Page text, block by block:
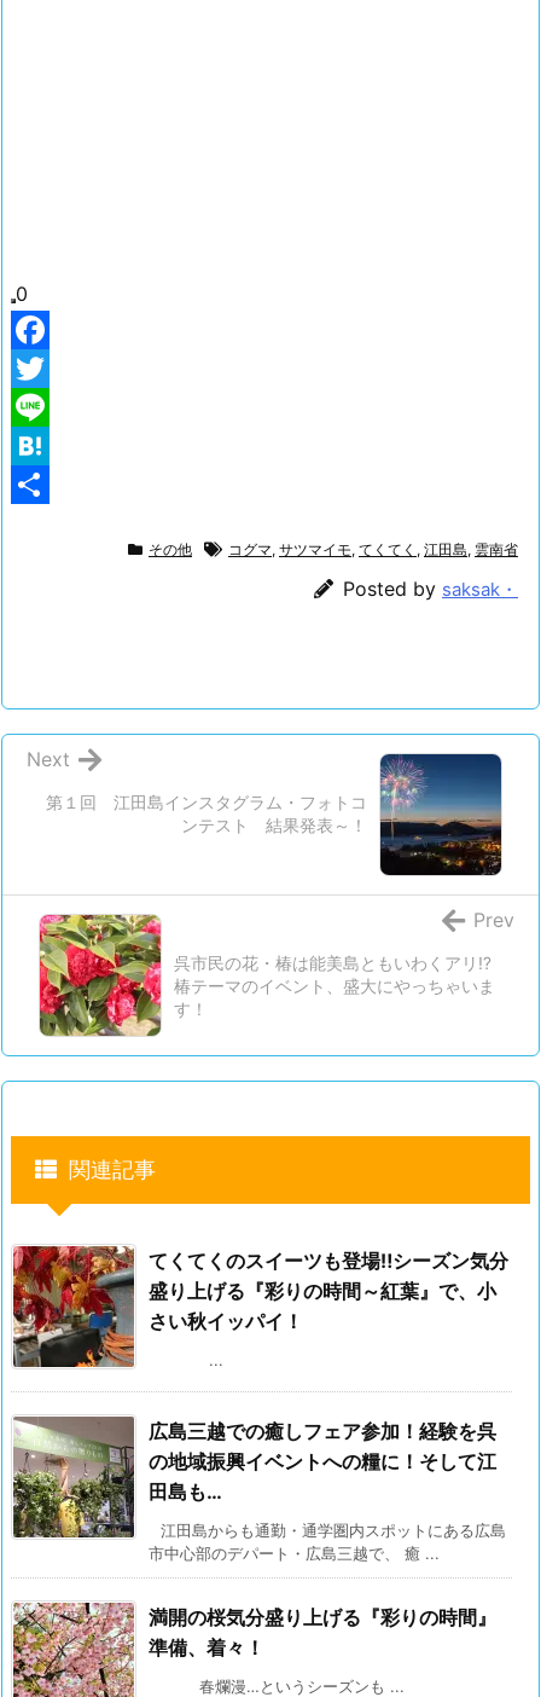
0
F
a
e
T
w
H
その他 コグマ, サツマイモ, てくてく , 江田島, 雲南省
Posted by saksak・
第１回 江田島インスタグラム・フォトコ
ンテスト 結果発表～！
Next
呉市民の花・椿は能美島ともいわくアリ⁉
椿テーマのイベント、盛大にやっちゃいま
す！
Prev
関連記事
てくてくのスイーツも登場‼シーズン気分
盛り上げる『彩りの時間～紅葉』で、小
さい秋イッパイ！
...
広島三越での癒しフェア参加！経験を呉
の地域振興イベントへの糧に！そして江
田島も…
江田島からも通勤・通学圏内スポットにある広島
市中心部のデパート・広島三越で、 癒 ...
満開の桜気分盛り上げる『彩りの時間』
準備、着々！
春爛漫…というシーズンも ...